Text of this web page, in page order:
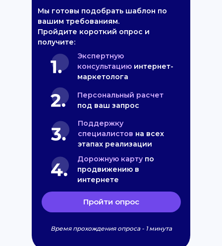
Мы готовы подобрать шаблон по
вашим требованиям.
Пройдите короткий опрос и
получите:
Экспертную
консультацию интернет-
маркетолога
Персональный расчет
под ваш запрос
Поддержку
специалистов на всех
этапах реализации
Дорожную карту по
продвижению в
интернете
Пройти опрос
Время прохождения опроса - 1 минута